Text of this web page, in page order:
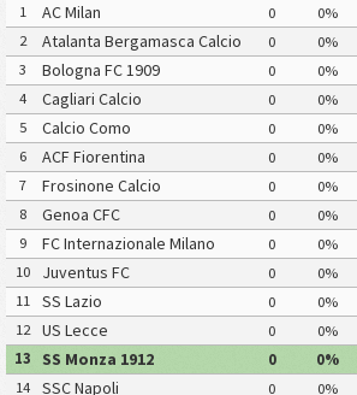
1 AC Milan 0 0%
2
Atalanta Bergamasca Calcio 0 0%
3
Bologna FC 1909 0 0%
4
Cagliari Calcio 0 0%
5
Calcio Como 0 0%
6
ACF Fiorentina 0 0%
7
Frosinone Calcio 0 0%
8
Genoa CFC 0 0%
9
FC Internazionale Milano 0 0%
10
Juventus FC 0 0%
11
SS Lazio 0 0%
12
US Lecce 0 0%
13
SS Monza 1912 0 0%
14
SSC Napoli 0 0%